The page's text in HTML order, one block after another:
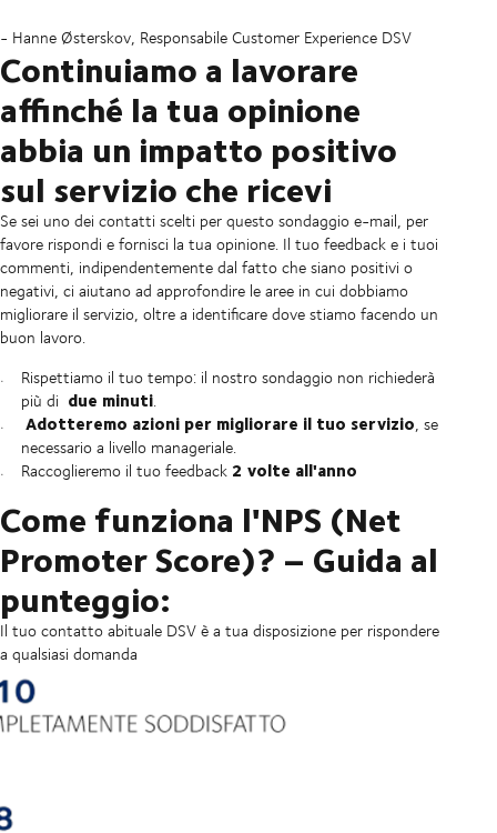
- Hanne Østerskov, Responsabile Customer Experience DSV
Continuiamo a lavorare
affinché la tua opinione
abbia un impatto positivo
sul servizio che ricevi
Se sei uno dei contatti scelti per questo sondaggio e-mail, per
favore rispondi e fornisci la tua opinione. Il tuo feedback e i tuoi
commenti, indipendentemente dal fatto che siano positivi o
negativi, ci aiutano ad approfondire le aree in cui dobbiamo
migliorare il servizio, oltre a identificare dove stiamo facendo un
buon lavoro.
Rispettiamo il tuo tempo: il nostro sondaggio non richiederà
più di due minuti.
Adotteremo azioni per migliorare il tuo servizio, se
necessario a livello manageriale.
Raccoglieremo il tuo feedback 2 volte all'anno
Come funziona l'NPS (Net
Promoter Score)? – Guida al
punteggio:
Il tuo contatto abituale DSV è a tua disposizione per rispondere
a qualsiasi domanda